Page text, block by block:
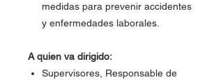
medidas para prevenir accidentes
y enfermedades laborales.
A quien va dirigido:
Supervisores, Responsable de